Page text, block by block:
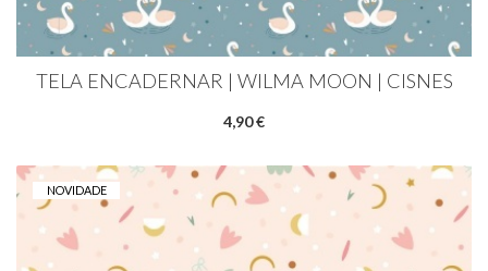
TELA ENCADERNAR | WILMA MOON | CISNES
4,90 €
NOVIDADE